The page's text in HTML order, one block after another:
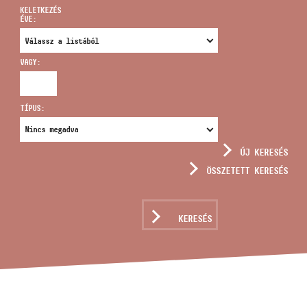
infokozpont@bmc.hu
TELEFON
NYITVA TARTÁS
KELETKEZÉS
ÉVE:
VAGY:
TÍPUS:
ÚJ KERESÉS
ÖSSZETETT KERESÉS
KERESÉS